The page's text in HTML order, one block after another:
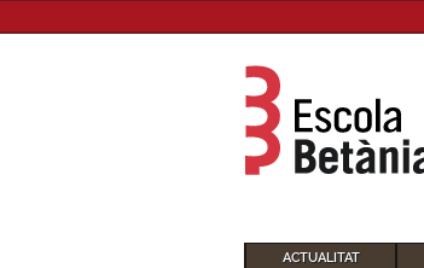
ACTUALITAT